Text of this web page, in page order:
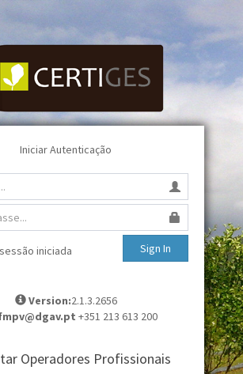
Iniciar Autenticação
iniciada
Sign In
Version:2.1.3.2656
+351 213 613 200
Operadores Profissionais